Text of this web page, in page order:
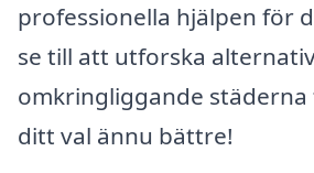
professionella hjälpen för
se till att utforska
omkringliggande
ditt val ännu bättre!